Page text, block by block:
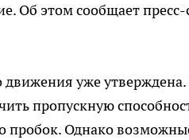
Об этом сообщает
движения уже
пропускную
пробок. Однако